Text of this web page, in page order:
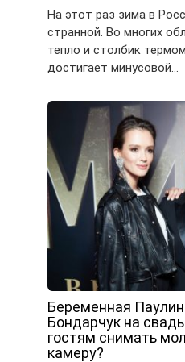
На этот раз зима в
странной. Во многих
тепло и столбик
достигает минусовой…
Беременная
Бондарчук на
гостям снимать
камеру?